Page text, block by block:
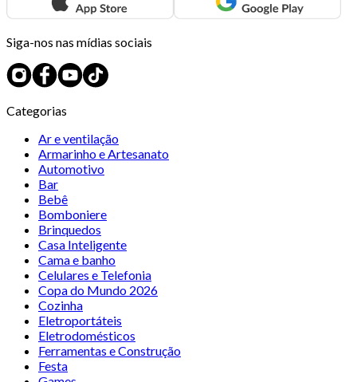
Siga-nos nas mídias sociais
Categorias
Ar e ventilação
Armarinho e Artesanato
Automotivo
Bar
Bebê
Bomboniere
Brinquedos
Casa Inteligente
Cama e banho
Celulares e Telefonia
Copa do Mundo 2026
Cozinha
Eletroportáteis
Eletrodomésticos
Ferramentas e Construção
Festa